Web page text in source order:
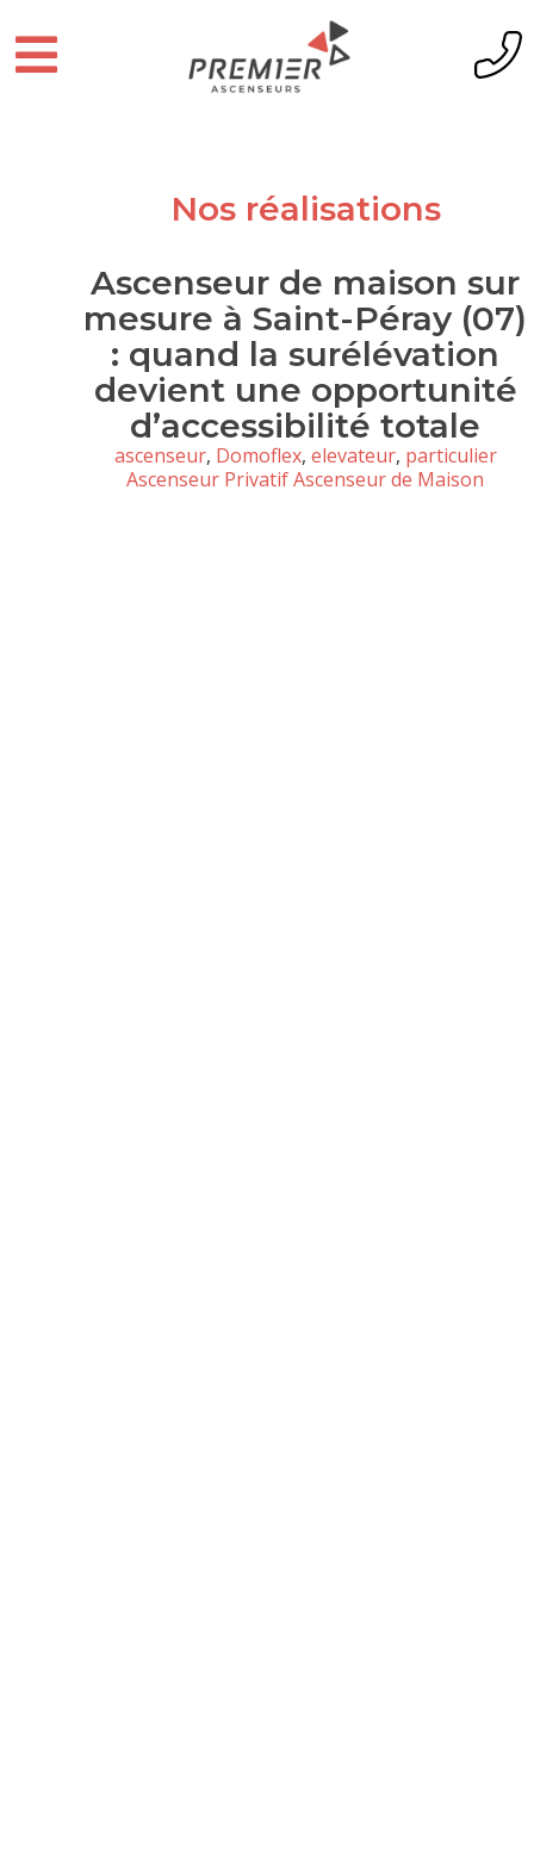
Nos réalisations
Ascenseur de maison sur
mesure à Saint-Péray (07)
: quand la surélévation
devient une opportunité
d’accessibilité totale
ascenseur, Domoflex, elevateur, particulier
Ascenseur Privatif Ascenseur de Maison